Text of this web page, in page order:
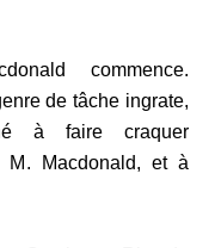
commence.
de tâche ingrate,
à faire craquer
M. Macdonald, et à